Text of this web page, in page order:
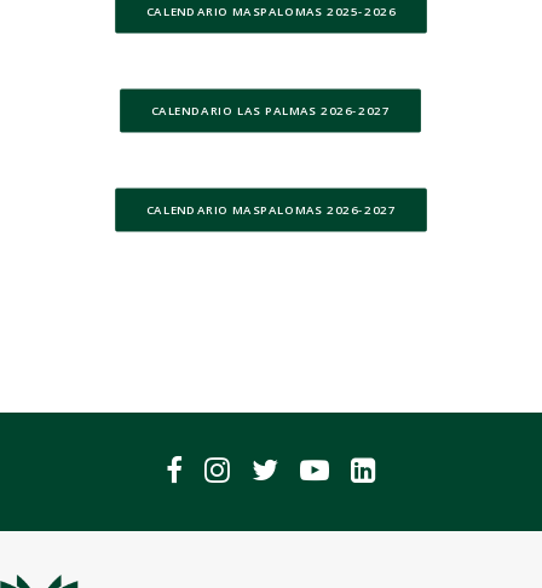
ENGLISH
CALENDARIO MASPALOMAS 2025-2026
CALENDARIO LAS PALMAS 2026-2027
CALENDARIO MASPALOMAS 2026-2027